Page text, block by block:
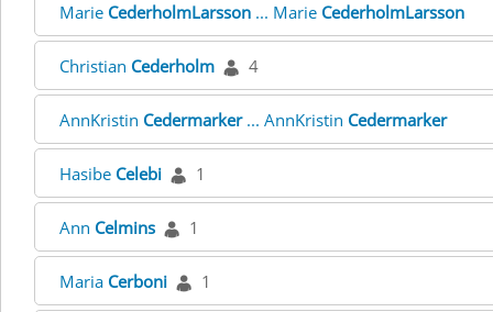
Marie CederholmLarsson ... Marie CederholmLarsson
Christian Cederholm 4
AnnKristin Cedermarker... AnnKristin Cedermarker
Hasibe Celebi 1
Ann Celmins 1
Maria Cerboni 1